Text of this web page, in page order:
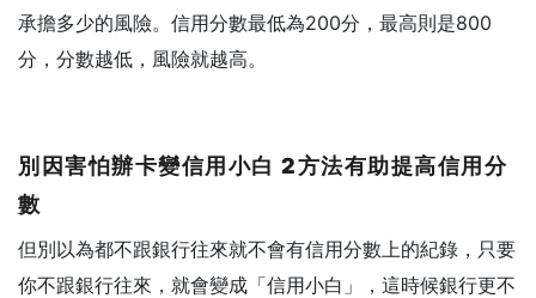
承擔多少的風險。信用分數最低為200分，最高則是800
分，分數越低，風險就越高。
別因害怕辦卡變信用小白 2方法有助提高信用分
數
但別以為都不跟銀行往來就不會有信用分數上的紀錄，只要
你不跟銀行往來，就會變成「信用小白」，這時候銀行更不